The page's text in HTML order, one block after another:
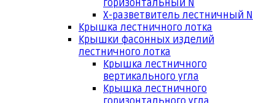
горизонтальный N
Х-разветвитель лестничный N
Крышка лестничного лотка
Крышки фасонных изделий
лестничного лотка
Крышка лестничного
вертикального угла
Крышка лестничного